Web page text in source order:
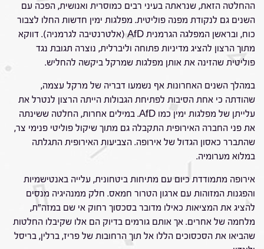
ההחלטה הזאת, שנראתה בעיני רבים כמוסרית ואנושית, הפכה עם
השנים גם לנקודת מפנה פוליטית. מפלגות ימין חדשות החלו לצבור
כוח, ובראשן המפלגה הגרמנית AfD (אלטרנטיבה לגרמניה). דווקא
מתוך הרצון להציג מדיניות פתוחה וליברלית, נוצרה תגובת נגד
פוליטית שהזינה את אותן מפלגות שמרקל ביקשה להחליש.
במהלך השנים האחרונות אף נשמעו דבריה של מרקל עצמה,
שהודתה כי אחת הסיבות לפתיחת הגבולות הייתה הרצון לנטרל את
עלייתן של מפלגות ימין כמו AfD. במילים אחרות, החלטה ששינתה
את פני החברה האירופית התקבלה גם מתוך שיקול פוליטי פנימי צר,
שהתברר כאסון הגדול של אירופה. הצביעות האירופית התגלתה
במלוא מערומיה.
אירופה מתמודדת כיום עם מתיחות ביטחונית, עלייה באנטישמיות
והפגנות המזוהות עם ארגון הטרור חמאס. חלק ממנהיגיה מנסים
להציג את המציאות כאילו מדובר בסכסוך רחוק אי שם במזה"ת,
מלחמה של אחרים. אך אותם גורמים בדיוק הם אלו שקיבלו החלטות
שהביאו את הסכסוכים הללו אל תוך הרחובות של פריז, ברלין, בריסל